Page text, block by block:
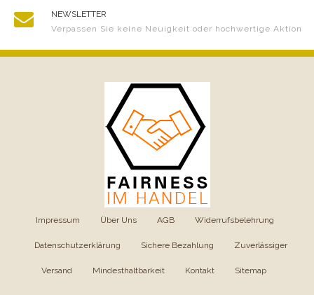
NEWSLETTER
Verpassen Sie keine Neuigkeit oder hochwertige Aktion
Impressum Über Uns AGB Widerrufsbelehrung
Datenschutzerklärung Sichere Bezahlung Zuverlässiger
Versand Mindesthaltbarkeit Kontakt Sitemap